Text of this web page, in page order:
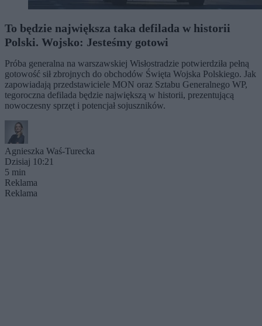
To będzie największa taka defilada w historii
Polski. Wojsko: Jesteśmy gotowi
Próba generalna na warszawskiej Wisłostradzie potwierdziła pełną
gotowość sił zbrojnych do obchodów Święta Wojska Polskiego. Jak
zapowiadają przedstawiciele MON oraz Sztabu Generalnego WP,
tegoroczna defilada będzie największą w historii, prezentującą
nowoczesny sprzęt i potencjał sojuszników.
Agnieszka Waś-Turecka
Dzisiaj 10:21
5 min
Reklama
Reklama